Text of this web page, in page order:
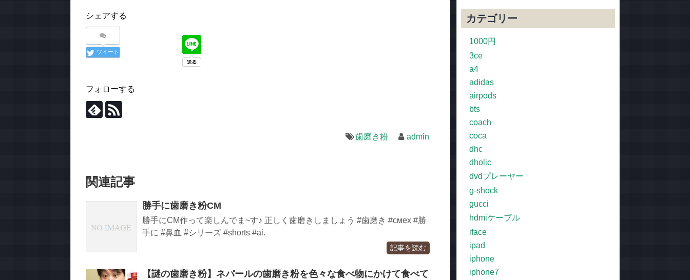
シェアする
ツイート
フォローする
歯磨き粉 admin
関連記事
勝手に歯磨き粉CM
勝手にCМ作って楽しんでま~す♪ 正しく歯磨きしましょう #歯磨き #cмех #勝
手に #鼻血 #シリーズ #shorts #ai.
記事を読む
【謎の歯磨き粉】ネパールの歯磨き粉を色々な食べ物にかけて食べて
カテゴリー
1000円
3ce
a4
adidas
airpods
bts
coach
coca
dhc
dholic
dvdプレーヤー
g-shock
gucci
hdmiケーブル
iface
ipad
iphone
iphone7